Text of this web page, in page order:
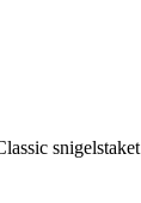
snigelstaket